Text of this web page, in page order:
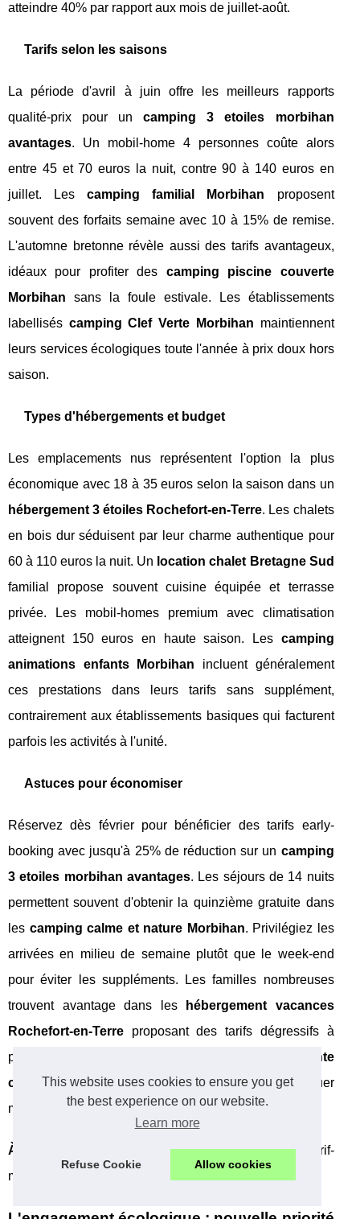
This website uses cookies to ensure you get
the best experience on our website.
Learn more
Refuse Cookie Allow cookies
atteindre 40% par rapport aux mois de juillet-août.
Tarifs selon les saisons
La période d'avril à juin offre les meilleurs rapports
qualité-prix pour uncamping 3 etoiles morbihan
avantages. Un mobil-home 4 personnes coûte alors
entre 45 et 70 euros la nuit, contre 90 à 140 euros en
juillet. Lescamping familial Morbihan proposent
souvent des forfaits semaine avec 10 à 15% de remise.
L'automne bretonne révèle aussi des tarifs avantageux,
idéaux pour profiter des camping piscine couverte
Morbihan sans la foule estivale. Les établissements
labellisés camping Clef Verte Morbihan maintiennent
leurs services écologiques toute l'année à prix doux hors
saison.
Types d'hébergements et budget
Les emplacements nus représentent l'option la plus
économique avec 18 à 35 euros selon la saison dans un
hébergement 3 étoiles Rochefort-en-Terre. Les chalets
en bois dur séduisent par leur charme authentique pour
60 à 110 euros la nuit. Un location chalet Bretagne Sud
familial propose souvent cuisine équipée et terrasse
privée. Les mobil-homes premium avec climatisation
atteignent 150 euros en haute saison. Les camping
animations enfants Morbihan incluent généralement
ces prestations dans leurs tarifs sans supplément,
contrairement aux établissements basiques qui facturent
parfois les activités à l'unité.
Astuces pour économiser
Réservez dès février pour bénéficier des tarifs early-
booking avec jusqu'à 25% de réduction sur un camping
3 etoiles morbihan avantages. Les séjours de 14 nuits
permettent souvent d'obtenir la quinzième gratuite dans
les camping calme et nature Morbihan. Privilégiez les
arrivées en milieu de semaine plutôt que le week-end
pour éviter les suppléments. Les familles nombreuses
trouvent avantage dans les
hébergement vacances
Rochefort-en-Terre proposant des tarifs dégressifs à
partir du 3ème enfant. Optez pour un
séjour détente
camping 3 étoiles en mai ou septembre pour conjuguer
météo clémente et prix attractifs.
À retenir :
avril et mai offrent le meilleur compromis tarif-
météo pour vos vacances bretonnes !